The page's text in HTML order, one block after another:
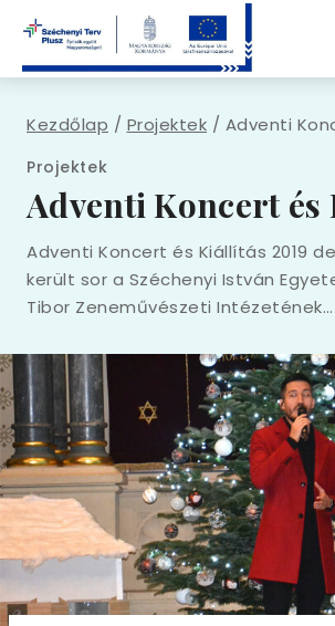
content
Kezdőlap / Projektek / Adventi
Projektek
Adventi Koncert
Adventi Koncert és Kiállítás 2019
került sor a Széchenyi István
Tibor Zeneművészeti Intézetének…